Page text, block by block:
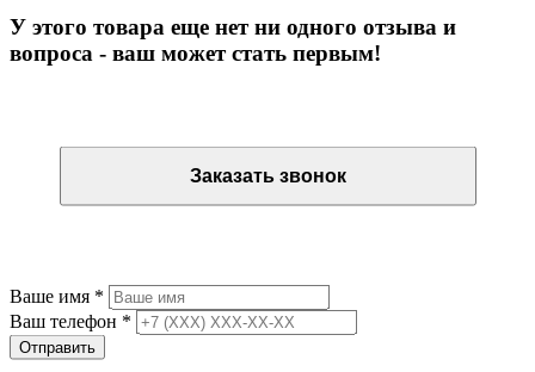
У этого товара еще нет ни одного отзыва и
вопроса - ваш может стать первым!
Заказать звонок
Ваше имя *
Ваш телефон *
Отправить